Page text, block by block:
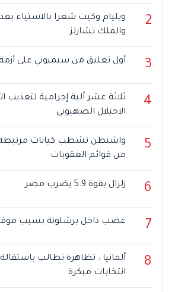
2
ويليام وكيت شعرا بالاستياء
والملك تشارلز
3 أول تعليق من سيميوني على أزمة
4
ثلاثة عشر آلية إجرامية
الاحتلال الصهيوني
5
واشنطن تشطب كيانات مرتبطة
من قوائم العقوبات
6 زلزال بقوة 5.9 يضرب مصر
7 غضب داخل برشلونة بسبب
8
ألمانيا : تظاهرة تطالب
انتخابات مبكرة